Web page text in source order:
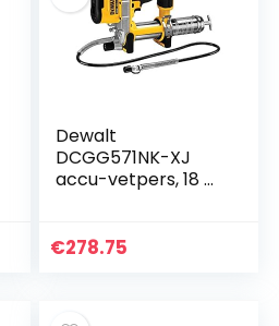
Dewalt
DCGG571NK-XJ
accu-vetpers, 18 V
€278.75